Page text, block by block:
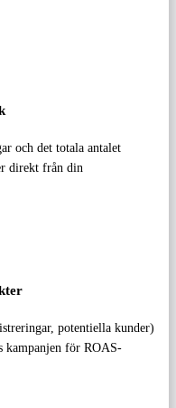
och det totala antalet
direkt från din
potentiella kunder)
kampanjen för ROAS-